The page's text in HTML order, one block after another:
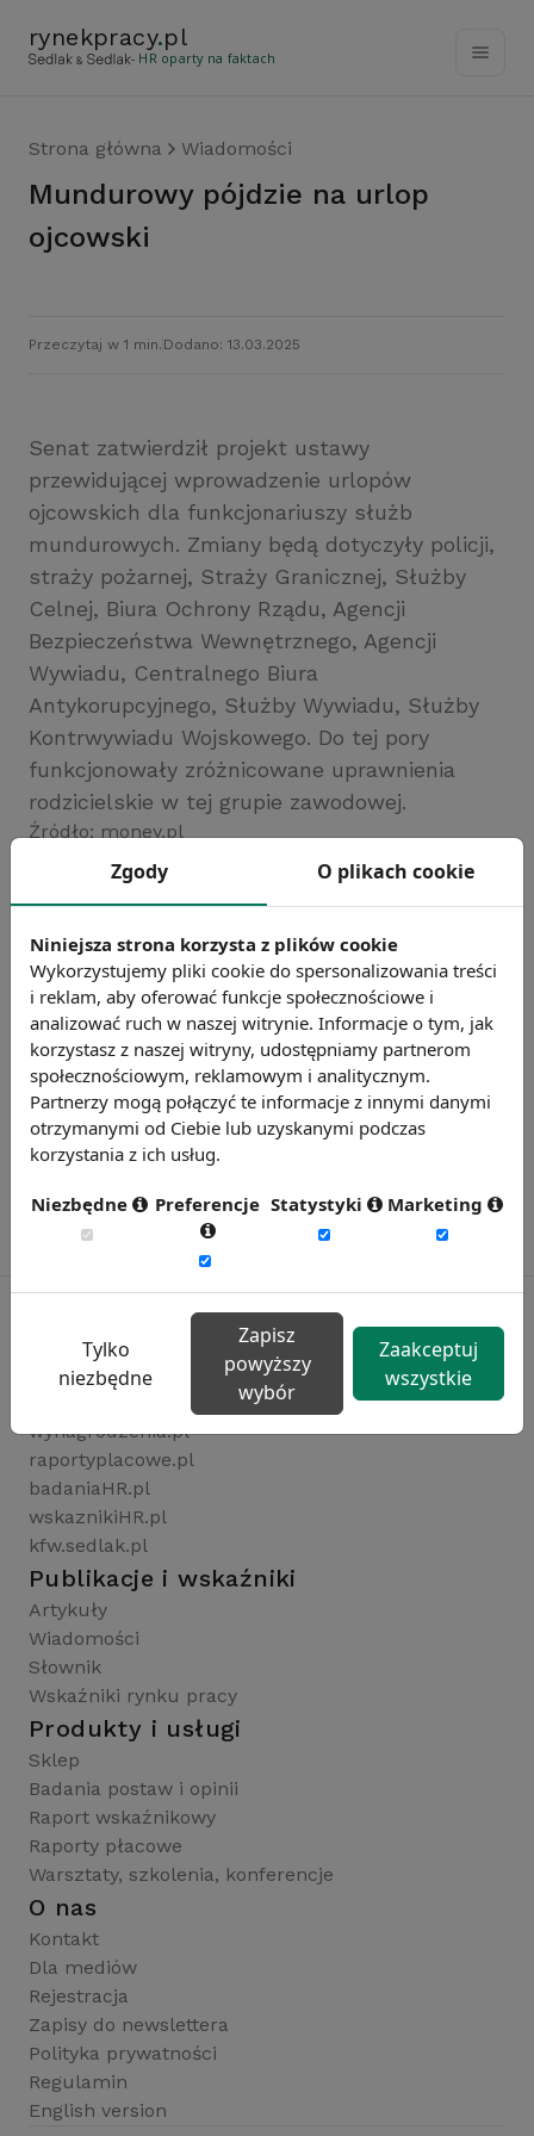
rynekpracy.pl
- HR oparty na faktach
Strona główna Wiadomości
Mundurowy pójdzie na urlop
ojcowski
Przeczytaj w 1 min. Dodano: 13.03.2025
Senat zatwierdził projekt ustawy
przewidującej wprowadzenie urlopów
ojcowskich dla funkcjonariuszy służb
mundurowych. Zmiany będą dotyczyły policji,
straży pożarnej, Straży Granicznej, Służby
Celnej, Biura Ochrony Rządu, Agencji
Bezpieczeństwa Wewnętrznego, Agencji
Wywiadu, Centralnego Biura
Antykorupcyjnego, Służby Wywiadu, Służby
Kontrwywiadu Wojskowego. Do tej pory
funkcjonowały zróżnicowane uprawnienia
rodzicielskie w tej grupie zawodowej.
Źródło: money.pl
Chcesz wiedzieć więcej?
Zobacz więcej wiadomości
Rynekpracy.pl
wynagrodzenia.pl
raportyplacowe.pl
badaniaHR.pl
wskaznikiHR.pl
kfw.sedlak.pl
Publikacje i wskaźniki
Artykuły
Wiadomości
Słownik
Wskaźniki rynku pracy
Produkty i usługi
Sklep
Badania postaw i opinii
Raport wskaźnikowy
Raporty płacowe
Warsztaty, szkolenia, konferencje
O nas
Kontakt
Dla mediów
Rejestracja
Zapisy do newslettera
Polityka prywatności
Regulamin
English version
Zgody O plikach cookie
Niniejsza strona korzysta z plików cookie
Wykorzystujemy pliki cookie do spersonalizowania treści
i reklam, aby oferować funkcje społecznościowe i
analizować ruch w naszej witrynie. Informacje o tym, jak
korzystasz z naszej witryny, udostępniamy partnerom
społecznościowym, reklamowym i analitycznym.
Partnerzy mogą połączyć te informacje z innymi danymi
otrzymanymi od Ciebie lub uzyskanymi podczas
korzystania z ich usług.
Niezbędne Preferencje Statystyki Marketing
Tylko
niezbędne
Zapisz
powyższy
wybór
Zaakceptuj
wszystkie